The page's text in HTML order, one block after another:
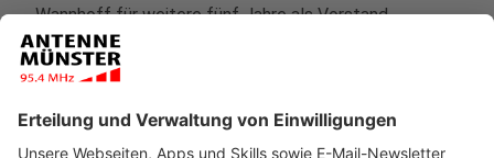
Wannhoff für weitere fünf Jahre als Vorstand
bestätigt. Die Spitzenvertreter der Sparkassen
würdigten mit der Verlängerung die erfolgreiche Arbeit